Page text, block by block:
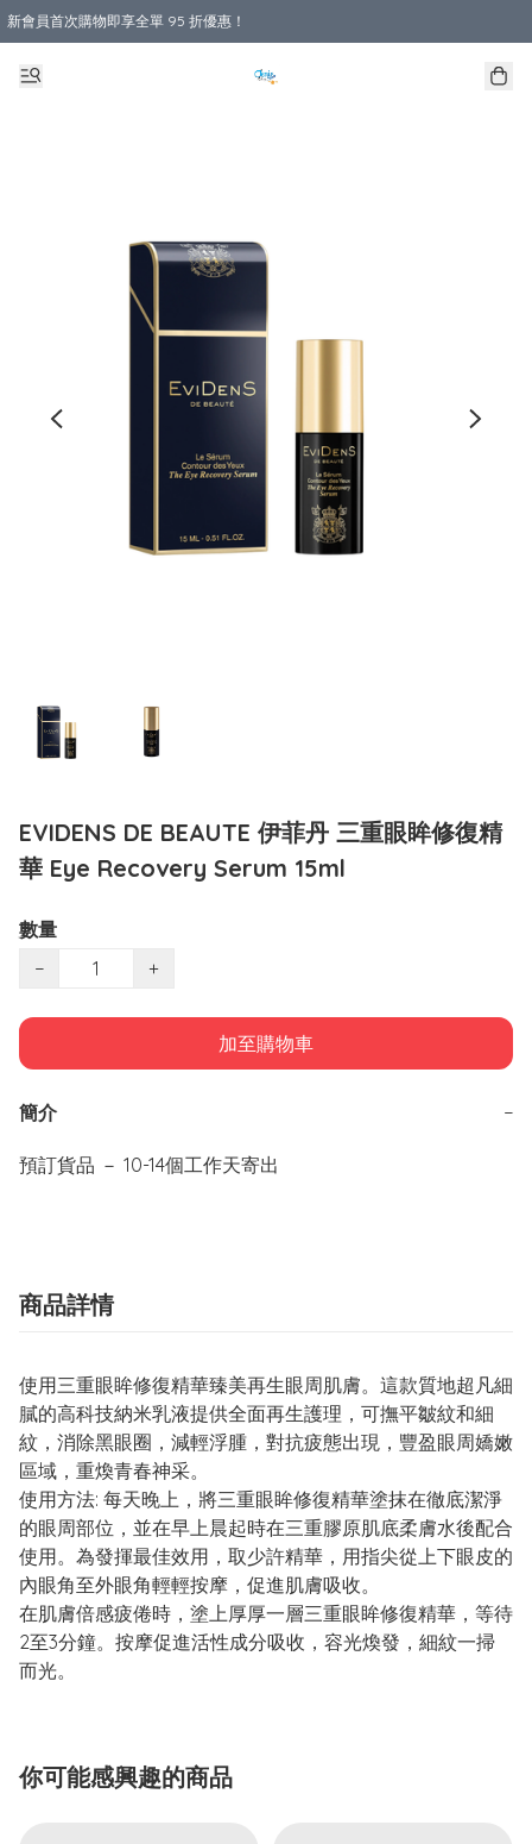
新會員首次購物即享全單 95 折優惠！
購物滿 HKD 800.00即享免運費優惠！（適用於 本地送貨、本地取貨 )
EVIDENS DE BEAUTE 伊菲丹 三重眼眸修復精
華 Eye Recovery Serum 15ml
數量
−
+
加至購物車
簡介 −
商品詳情
使用三重眼眸修復精華臻美再生眼周肌膚。這款質地超凡細
膩的高科技納米乳液提供全面再生護理，可撫平皺紋和細
紋，消除黑眼圈，減輕浮腫，對抗疲態出現，豐盈眼周嬌嫩
區域，重煥青春神采。
使用方法: 每天晚上，將三重眼眸修復精華塗抹在徹底潔淨
的眼周部位，並在早上晨起時在三重膠原肌底柔膚水後配合
使用。為發揮最佳效用，取少許精華，用指尖從上下眼皮的
內眼角至外眼角輕輕按摩，促進肌膚吸收。
在肌膚倍感疲倦時，塗上厚厚一層三重眼眸修復精華，等待
2至3分鐘。按摩促進活性成分吸收，容光煥發，細紋一掃
而光。
你可能感興趣的商品